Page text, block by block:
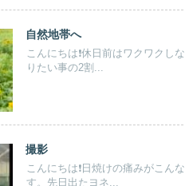
自然地帯へ
こんにちは❗️休日前はワクワクし
りたい事の2割...
撮影
こんにちは❗️日焼けの痛みがこ
す。先日出たヨネ...